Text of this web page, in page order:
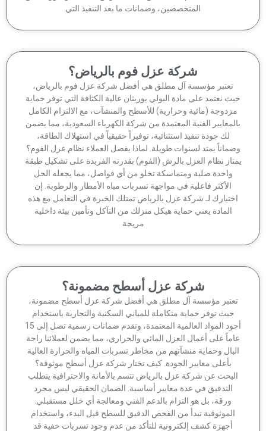
المتخصصين، وضمانات ما بعد التنفيذ التي
شركة عزل فوم بالرياض؟
تعتبر مؤسسة آل مطلق هي أفضل شركة عزل فوم بالرياض،
نعتمد على مادة البولي يوريثان عالية الكثافة التي توفر حماية
(مائية وحرارية) للأسطح والمنشآت، مع الالتزام الكامل
الفنية المعتمدة من شركة الكهرباء السعودية، مما يضمن
لك جودة تنفيذ استثنائية، توفيراً حقيقياً في استهلاك الطاقة،
يمتد لسنوات طويلة. لماذا يفضل العملاء نظام عزل الفوم؟
نظام العزل بالرش (الفوم) بقدرته الفريدة على تشكيل طبقة
واحدة صلبة ومتماسكة تخلو من أي فواصل، مما يجعله الحل
الأكثر فاعلية في مواجهة تسربات مياه الأمطار والرطوبة. إن
لـ شركة عزل بالرياض تمتلك الخبرة في التعامل مع هذه
المادة يعني حماية هيكل منزلك من التآكل وتأمين بيئة داخلية
شركة عزل أسطح مضمونة؟
مؤسسة آل مطلق هي أفضل شركة عزل أسطح مضمونة،
حيث توفر حماية متكاملة للمباني السكنية والتجارية باستخدام
أجود المواد العالمية المعتمدة، وتقدم ضمانات رسمية تصل إلى 15
على أعمال العزل المائي والحراري، مما يضمن لعملائنا راحة
وحماية منشآتهم من مخاطر تسربات المياه والحرارة العالية
بأعلى معايير الجودة. كيف تختار شركة عزل أسطح موثوقة؟
عن شركة عزل بالرياض تتسم بالأمانة والاحترافية يتطلب
التدقيق في عدة معايير أساسية. الضمان الحقيقي ليس مجرد
ورقة، بل هو التزام بالدعم الفني ومعالجة أي خلل مستقبلي.
الموثوقية تبدأ من الفحص الدقيق للسطح قبل البدء، واستخدام
أجهزة كشف إلكترونية للتأكد من عدم وجود تسربات خفية قد